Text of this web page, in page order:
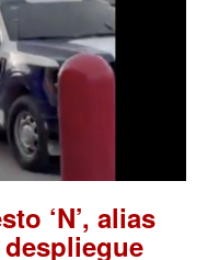
‘N’, alias
despliegue